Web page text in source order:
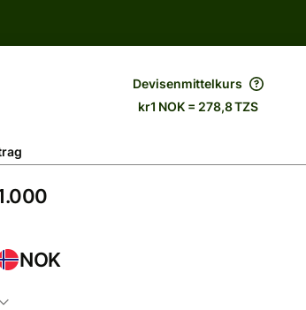
Devisenmittelkurs
kr1 NOK = 278,8 TZS
NOK